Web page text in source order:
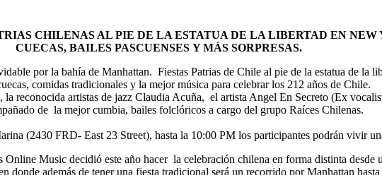
CHILENAS AL PIE DE LA ESTATUA DE LA LIBERTAD EN
CUECAS, BAILES PASCUENSES Y MÁS SORPRESAS.
por la bahía de Manhattan. Fiestas Patrias de Chile al pie de la estatua de la
comidas tradicionales y la mejor música para celebrar los 212 años de Chile.
reconocida artistas de jazz Claudia Acuña, el artista Angel En Secreto (Ex
de la mejor cumbia, bailes folclóricos a cargo del grupo Raíces Chilenas.
(2430 FRD- East 23 Street), hasta la 10:00 PM los participantes podrán vivir
Music decidió este año hacer la celebración chilena en forma distinta desde
donde además de tener una fiesta tradicional será un recorrido por Manhattan